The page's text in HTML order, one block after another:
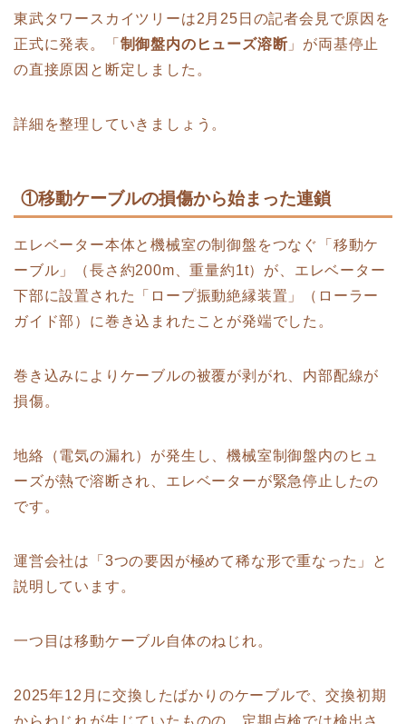
東武タワースカイツリーは2月25日の記者会見で原因を
正式に発表。「 制御盤内のヒューズ溶断 」が両基停止
の直接原因と断定しました。
詳細を整理していきましょう。
①移動ケーブルの損傷から始まった連鎖
エレベーター本体と機械室の制御盤をつなぐ「移動ケ
ーブル」（長さ約200m、重量約1t）が、エレベーター
下部に設置された「ロープ振動絶縁装置」（ローラー
ガイド部）に巻き込まれたことが発端でした。
巻き込みによりケーブルの被覆が剥がれ、内部配線が
損傷。
地絡（電気の漏れ）が発生し、機械室制御盤内のヒュ
ーズが熱で溶断され、エレベーターが緊急停止したの
です。
運営会社は「3つの要因が極めて稀な形で重なった」と
説明しています。
一つ目は移動ケーブル自体のねじれ。
2025年12月に交換したばかりのケーブルで、交換初期